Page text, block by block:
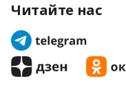
Читайте нас